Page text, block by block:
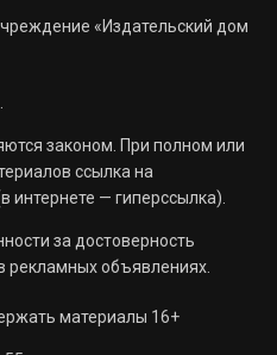
«Издательский дом
законом. При полном или
ссылка на
интернете — гиперссылка).
за достоверность
объявлениях.
материалы 16+